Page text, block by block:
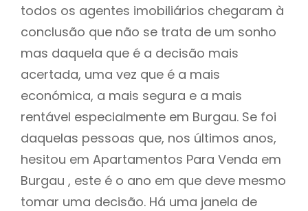
todos os agentes imobiliários chegaram à
conclusão que não se trata de um sonho
mas daquela que é a decisão mais
acertada, uma vez que é a mais
económica, a mais segura e a mais
rentável especialmente em Burgau. Se foi
daquelas pessoas que, nos últimos anos,
hesitou em Apartamentos Para Venda em
Burgau , este é o ano em que deve mesmo
tomar uma decisão. Há uma janela de